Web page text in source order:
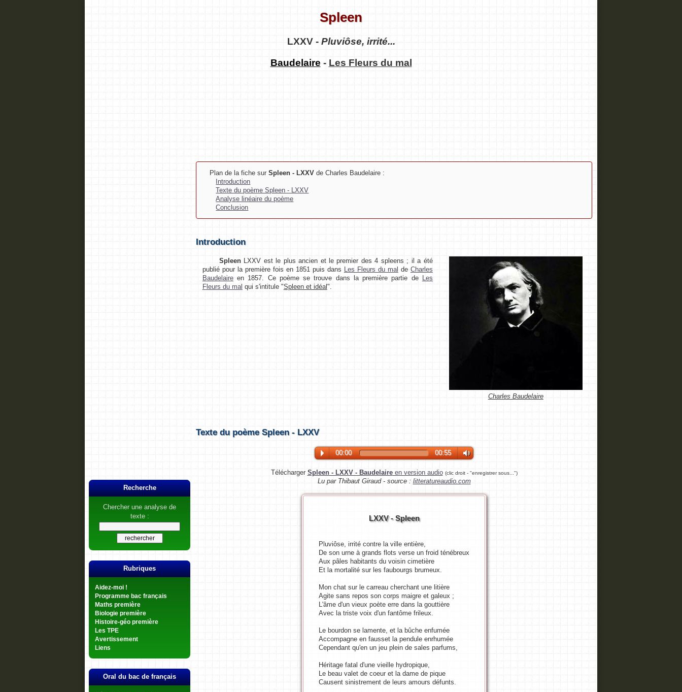
Spleen
LXXV - Pluviôse, irrité...
Baudelaire - Les Fleurs du mal
Recherche
Chercher une analyse de
texte :
Rubriques
Aidez-moi !
Programme bac français
Maths première
Biologie première
Histoire-géo première
Les TPE
Avertissement
Liens
Oral du bac de français
Plan de la fiche sur Spleen - LXXVde Charles Baudelaire :
Introduction
Texte du poème Spleen - LXXV
Analyse linéaire du poème
Conclusion
Introduction
SpleenLXXV est le plus ancien et le premier des 4 spleens ; il a été
publié pour la première fois en 1851 puis dans Les Fleurs du mal de Charles
Baudelaireen 1857. Ce poème se trouve dans la première partie de Les
Fleurs du mal qui s'intitule "Spleen et idéal".
Charles Baudelaire
Texte du poème Spleen - LXXV
00:00 00:55
Télécharger Spleen - LXXV - Baudelaireen version audio (clic droit - "enregistrer sous...")
Lu par Thibaut Giraud - source : litteratureaudio.com
LXXV - Spleen
Pluviôse, irrité contre la ville entière,
De son urne à grands flots verse un froid ténébreux
Aux pâles habitants du voisin cimetière
Et la mortalité sur les faubourgs brumeux.
Mon chat sur le carreau cherchant une litière
Agite sans repos son corps maigre et galeux ;
L'âme d'un vieux poète erre dans la gouttière
Avec la triste voix d'un fantôme frileux.
Le bourdon se lamente, et la bûche enfumée
Accompagne en fausset la pendule enrhumée
Cependant qu'en un jeu plein de sales parfums,
Héritage fatal d'une vieille hydropique,
Le beau valet de coeur et la dame de pique
Causent sinistrement de leurs amours défunts.